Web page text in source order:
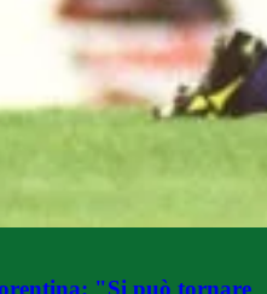
"Si può tornare